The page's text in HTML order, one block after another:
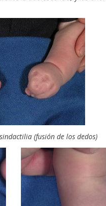
(fusión de los dedos)